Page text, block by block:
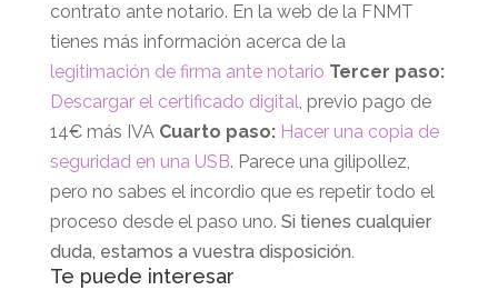
contrato ante notario. En la web de la FNMT
tienes más información acerca de la
legitimación de firma ante notario Tercer paso:
Descargar el certificado digital, previo pago de
14€ más IVA Cuarto paso: Hacer una copia de
seguridad en una USB. Parece una gilipollez,
pero no sabes el incordio que es repetir todo el
proceso desde el paso uno. Si tienes cualquier
duda, estamos a vuestra disposición.
Te puede interesar